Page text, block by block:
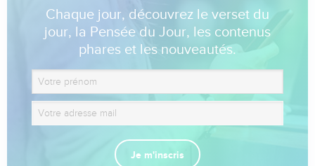
Chaque jour, découvrez le verset du
jour, la Pensée du Jour, les contenus
phares et les nouveautés.
Je m'inscris